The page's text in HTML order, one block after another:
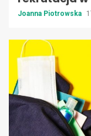
Joanna Piotrowska